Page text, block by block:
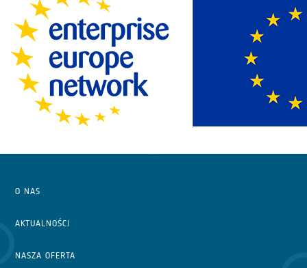
O NAS
AKTUALNOŚCI
NASZA OFERTA